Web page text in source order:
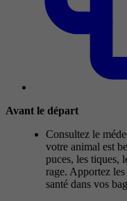
Avant le départ
Consultez le
votre animal est
puces, les tiques,
rage. Apportez
santé dans vos